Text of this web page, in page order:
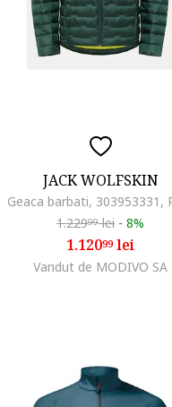
JACK WOLFSKIN
1.22999lei - 8%
1.12099lei
Vandut de MODIVO SA